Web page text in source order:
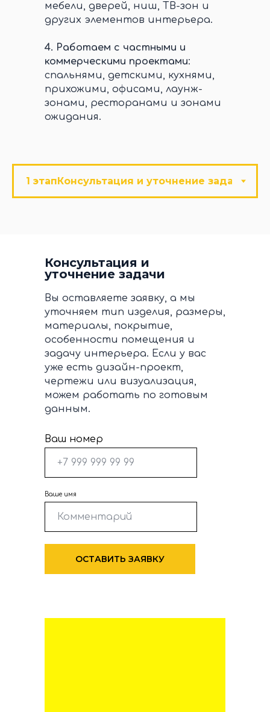
мебели, дверей, ниш, ТВ-зон и
других элементов интерьера.
4. Работаем с частными и
коммерческими проектами:
спальнями, детскими, кухнями,
прихожими, офисами, лаунж-
зонами, ресторанами и зонами
ожидания.
Консультация и
уточнение задачи
Вы оставляете заявку, а мы
уточняем тип изделия, размеры,
материалы, покрытие,
особенности помещения и
задачу интерьера. Если у вас
уже есть дизайн-проект,
чертежи или визуализация,
можем работать по готовым
данным.
Ваш номер
Ваше имя
ОСТАВИТЬ ЗАЯВКУ